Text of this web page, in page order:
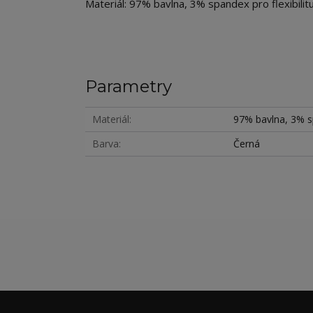
Materiál: 97% bavlna, 3% spandex pro flexibilitu
Parametry
Materiál
97% bavlna, 3%
Barva
Černá